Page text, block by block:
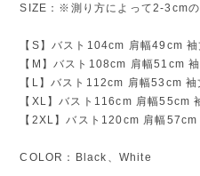
SIZE：※測り方によって2-3cmの
【S】バスト104cm 肩幅49cm
【M】バスト108cm 肩幅51cm
【L】バスト112cm 肩幅53cm
【XL】バスト116cm 肩幅55cm
【2XL】バスト120cm 肩幅
COLOR：Black、White